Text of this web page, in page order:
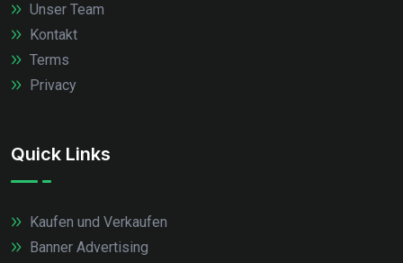
Unser Team
Kontakt
Terms
Privacy
Quick Links
Kaufen und Verkaufen
Banner Advertising